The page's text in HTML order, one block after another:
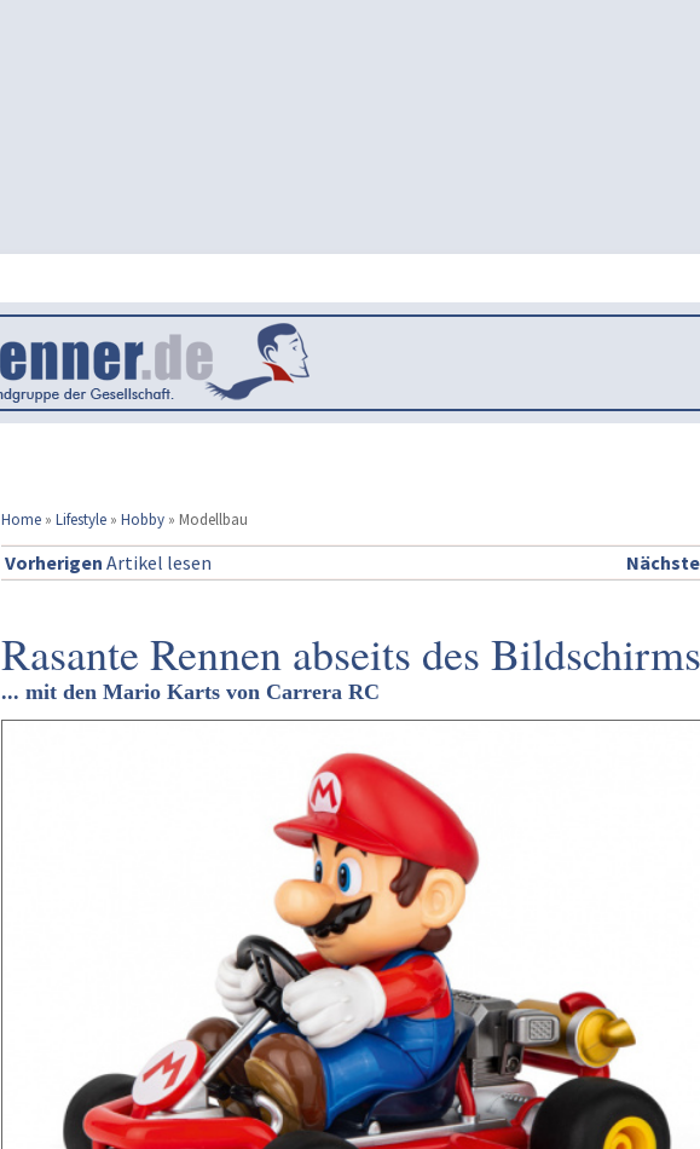
Home » Lifestyle » Hobby » Modellbau
Vorherigen Artikel lesen
Rasante Rennen abseits des Bildschirms
... mit den Mario Karts von Carrera RC